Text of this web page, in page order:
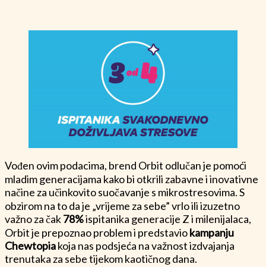
Vođen ovim podacima, brend Orbit odlučan je pomoći
mladim generacijama kako bi otkrili zabavne i inovativne
načine za učinkovito suočavanje s mikrostresovima. S
obzirom na to da je „vrijeme za sebe” vrlo ili izuzetno
važno za čak78%ispitanika generacije Z i milenijalaca,
Orbit je prepoznao problem i predstaviokampanju
Chewtopiakoja nas podsjeća na važnost izdvajanja
trenutaka za sebe tijekom kaotičnog dana.